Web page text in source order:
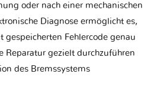
oder nach einer mechanischen
Diagnose ermöglicht es,
gespeicherten Fehlercode genau
Reparatur gezielt durchzuführen
des Bremssystems